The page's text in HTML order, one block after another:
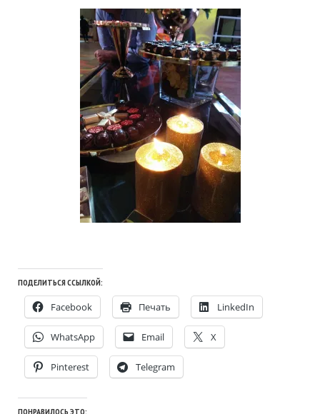
ПОДЕЛИТЬСЯ ССЫЛКОЙ:
Facebook Печать LinkedIn
WhatsApp Email X
Pinterest Telegram
ПОНРАВИЛОСЬ ЭТО: